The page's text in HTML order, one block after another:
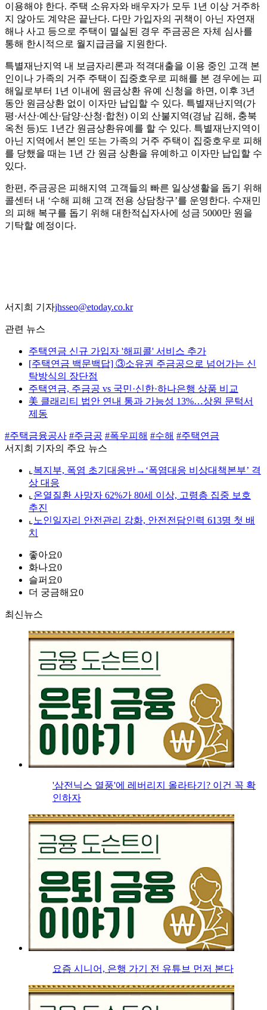
이용해야 한다. 주택 소유자와 배우자가 모두 1년 이상 거주하
지 않아도 계약은 끝난다. 다만 가입자의 귀책이 아닌 자연재
해나 사고 등으로 주택이 멸실된 경우 주금공은 자체 심사를
통해 한시적으로 월지급금을 지원한다.
특별재난지역 내 보금자리론과 적격대출을 이용 중인 고객 본
인이나 가족의 거주 주택이 집중호우로 피해를 본 경우에는 피
해일로부터 1년 이내에 원금상환 유예 신청을 하면, 이후 3년
동안 원금상환 없이 이자만 납입할 수 있다. 특별재난지역(가
평·서산·예산·담양·산청·합천) 이외 산불지역(경남 김해, 충북
옥천 등)도 1년간 원금상환유예를 할 수 있다. 특별재난지역이
아닌 지역에서 본인 또는 가족의 거주 주택이 집중호우로 피해
를 당했을 때는 1년 간 원금 상환을 유예하고 이자만 납입할 수
있다.
한편, 주금공은 피해지역 고객들의 빠른 일상생활을 돕기 위해
콜센터 내 ‘수해 피해 고객 전용 상담창구’를 운영한다. 수재민
의 피해 복구를 돕기 위해 대한적십자사에 성금 5000만 원을
기탁할 예정이다.
서지희 기자jhsseo@etoday.co.kr
관련 뉴스
주택연금 신규 가입자 '해피콜' 서비스 추가
[주택연금 백문백답] ③소유권 주금공으로 넘어가는 신
탁방식의 장단점
주택연금, 주금공 vs 국민·신한·하나은행 상품 비교
美 클래리티 법안 연내 통과 가능성 13%…상원 문턱서
제동
#주택금융공사 #주금공 #폭우피해 #수해 #주택연금
서지희 기자의 주요 뉴스
⌞ 복지부, 폭염 초기대응반→‘폭염대응 비상대책본부’ 격
상 대응
⌞ 온열질환 사망자 62%가 80세 이상, 고령층 집중 보호
추진
⌞ 노인일자리 안전관리 강화, 안전전담인력 613명 첫 배
치
좋아요0
화나요0
슬퍼요0
더 궁금해요0
최신뉴스
'삼전닉스 열풍'에 레버리지 올라타기? 이건 꼭 확
인하자
요즘 시니어, 은행 가기 전 유튜브 먼저 본다